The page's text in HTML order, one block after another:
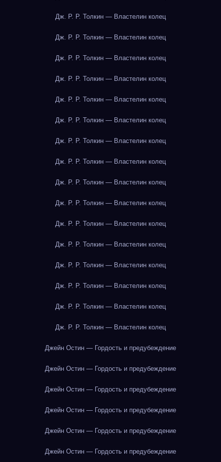
Дж. Р. Р. Толкин — Властелин колец
Дж. Р. Р. Толкин — Властелин колец
Дж. Р. Р. Толкин — Властелин колец
Дж. Р. Р. Толкин — Властелин колец
Дж. Р. Р. Толкин — Властелин колец
Дж. Р. Р. Толкин — Властелин колец
Дж. Р. Р. Толкин — Властелин колец
Дж. Р. Р. Толкин — Властелин колец
Дж. Р. Р. Толкин — Властелин колец
Дж. Р. Р. Толкин — Властелин колец
Дж. Р. Р. Толкин — Властелин колец
Дж. Р. Р. Толкин — Властелин колец
Дж. Р. Р. Толкин — Властелин колец
Дж. Р. Р. Толкин — Властелин колец
Дж. Р. Р. Толкин — Властелин колец
Дж. Р. Р. Толкин — Властелин колец
Джейн Остин — Гордость и предубеждение
Джейн Остин — Гордость и предубеждение
Джейн Остин — Гордость и предубеждение
Джейн Остин — Гордость и предубеждение
Джейн Остин — Гордость и предубеждение
Джейн Остин — Гордость и предубеждение